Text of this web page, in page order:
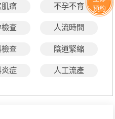
瘤 不孕不育
查 人流時間
查 陰道緊縮
症 人工流產
預約